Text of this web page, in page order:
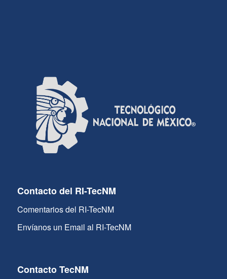
Contacto del RI-TecNM
Comentarios del RI-TecNM
Envíanos un Email al RI-TecNM
Contacto TecNM